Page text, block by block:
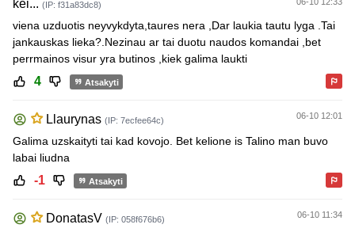
kei... (IP: f31a83dc8)
viena uzduotis neyvykdyta,taures nera ,Dar laukia tautu lyga .Tai
jankauskas lieka?.Nezinau ar tai duotu naudos komandai ,bet
perrmainos visur yra butinos ,kiek galima laukti
4 Atsakyti
Llaurynas (IP: 7ecfee64c) 06-10 12:01
Galima uzskaityti tai kad kovojo. Bet kelione is Talino man buvo
labai liudna
-1 Atsakyti
DonatasV (IP: 058f676b6) 06-10 11:34